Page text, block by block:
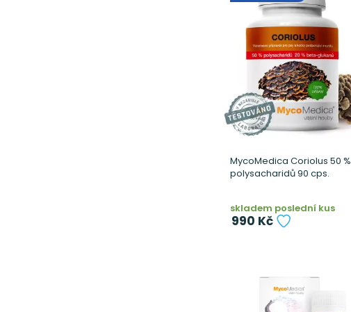
MycoMedica Coriolus 50 %
polysacharidů 90 cps.
skladem poslední kus
990 Kč